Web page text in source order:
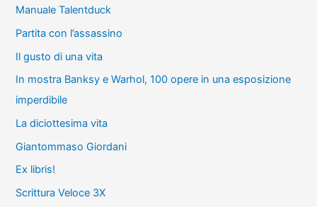
Manuale Talentduck
Partita con l’assassino
Il gusto di una vita
In mostra Banksy e Warhol, 100 opere in una esposizione
imperdibile
La diciottesima vita
Giantommaso Giordani
Ex libris!
Scrittura Veloce 3X